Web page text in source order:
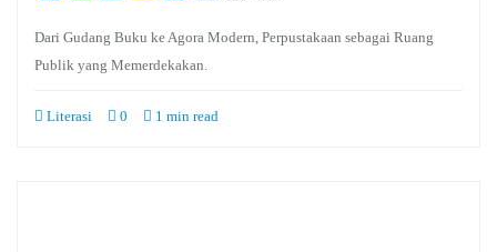
Dari Gudang Buku ke Agora Modern, Perpustakaan sebagai Ruang
Publik yang Memerdekakan.
Literasi 0 1 min read